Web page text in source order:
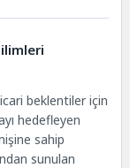
beklentiler için
hedefleyen
sahip
sunulan